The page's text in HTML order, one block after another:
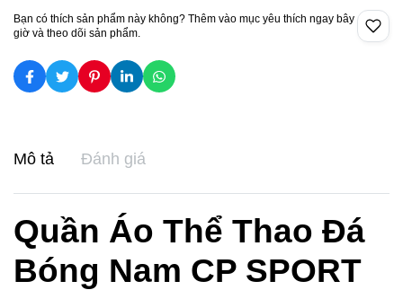
Bạn có thích sản phẩm này không? Thêm vào mục yêu thích ngay bây
giờ và theo dõi sản phẩm.
Mô tả Đánh giá
Quần Áo Thể Thao Đá
Bóng Nam CP SPORT